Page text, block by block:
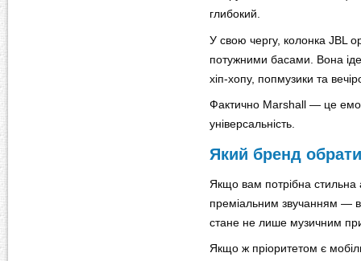
глибокий.
У свою чергу, колонка JBL
потужними басами. Вона
хіп-хопу, попмузики та
Фактично Marshall — це
універсальність.
Який бренд
Якщо вам потрібна стильна
преміальним звучанням —
стане не лише музичним
Якщо ж пріоритетом є